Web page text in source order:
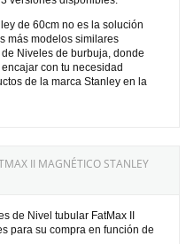
de 60cm no es la solución
más modelos similares
Niveles de burbuja, donde
con tu necesidad
de la marca Stanley en la
II MAGNÉTICO STANLEY
de Nivel tubular FatMax II
para su compra en función de